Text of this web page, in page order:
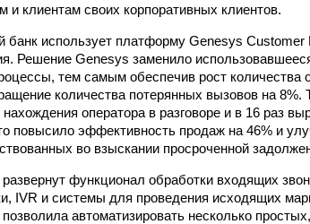
и клиентам своих корпоративных клиентов.
банк использует платформу Genesys
Решение Genesys заменило
тем самым обеспечив рост
количества потерянных вызовов на
оператора в разговоре и в 16 раз
повысило эффективность продаж на 46% и
во взыскании просроченной
функционал обработки входящих
IVR и системы для проведения исходящих
автоматизировать несколько